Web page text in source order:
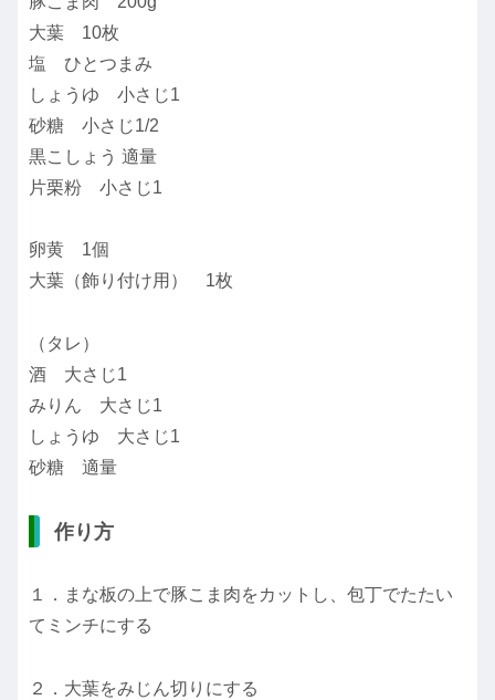
大葉 10枚
塩 ひとつまみ
しょうゆ 小さじ1
砂糖 小さじ1/2
黒こしょう 適量
片栗粉 小さじ1
卵黄 1個
大葉（飾り付け用） 1枚
（タレ）
酒 大さじ1
みりん 大さじ1
しょうゆ 大さじ1
砂糖 適量
作り方
１．まな板の上で豚こま肉をカットし、包丁でたたい
てミンチにする
２．大葉をみじん切りにする